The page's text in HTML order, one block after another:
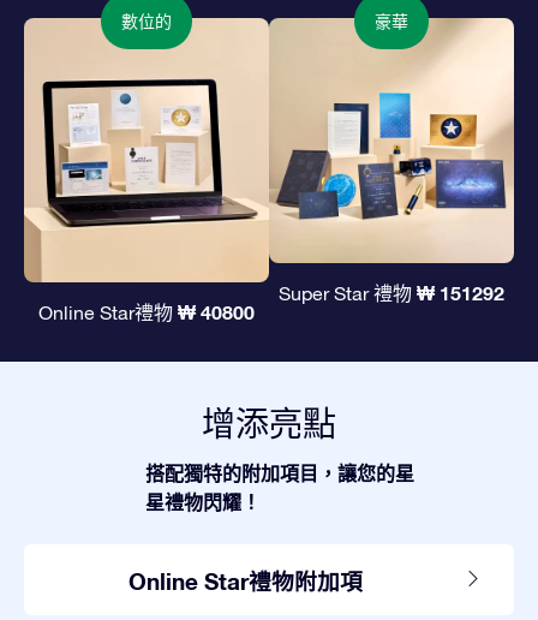
數位的
Online Star禮物 ₩ 40800
豪華
Super Star 禮物 ₩ 151292
增添亮點
搭配獨特的附加項目，讓您的星
星禮物閃耀！
Online Star禮物附加項